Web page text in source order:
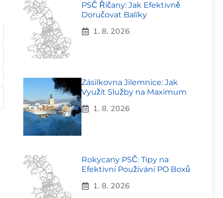
PSČ Říčany: Jak Efektivně
Doručovat Balíky
1. 8. 2026
Zásilkovna Jilemnice: Jak
Využít Služby na Maximum
1. 8. 2026
Rokycany PSČ: Tipy na
Efektivní Používání PO Boxů
1. 8. 2026